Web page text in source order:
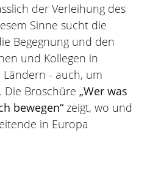
der Verleihung des
Sinne sucht die
Begegnung und den
und Kollegen in
- auch, um
Broschüre „Wer was
bewegen“ zeigt, wo und
in Europa